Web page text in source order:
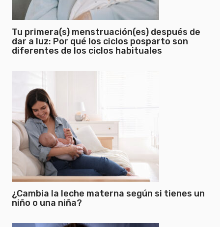
Tu primera(s) menstruación(es) después de
dar a luz: Por qué los ciclos posparto son
diferentes de los ciclos habituales
¿Cambia la leche materna según si tienes un
niño o una niña?